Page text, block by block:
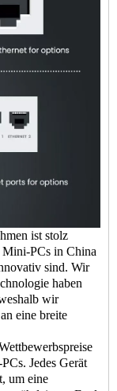
ist stolz
PCs in China
sind. Wir
haben
wir
eine breite
Jedes Gerät
um eine